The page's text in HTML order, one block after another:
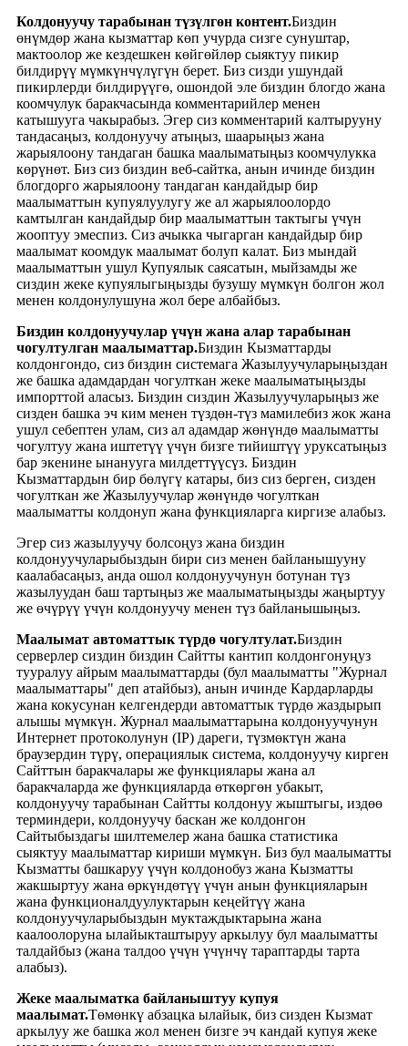
Колдонуучу тарабынан түзүлгөн контент.Биздин
өнүмдөр жана кызматтар көп учурда сизге сунуштар,
мактоолор же кездешкен көйгөйлөр сыяктуу пикир
билдирүү мүмкүнчүлүгүн берет. Биз сизди ушундай
пикирлерди билдирүүгө, ошондой эле биздин блогдо жана
коомчулук баракчасында комментарийлер менен
катышууга чакырабыз. Эгер сиз комментарий калтырууну
тандасаңыз, колдонуучу атыңыз, шаарыңыз жана
жарыялоону тандаган башка маалыматыңыз коомчулукка
көрүнөт. Биз сиз биздин веб-сайтка, анын ичинде биздин
блогдорго жарыялоону тандаган кандайдыр бир
маалыматтын купуялуулугу же ал жарыялоолордо
камтылган кандайдыр бир маалыматтын тактыгы үчүн
жооптуу эмеспиз. Сиз ачыкка чыгарган кандайдыр бир
маалымат коомдук маалымат болуп калат. Биз мындай
маалыматтын ушул Купуялык саясатын, мыйзамды же
сиздин жеке купуялыгыңызды бузушу мүмкүн болгон жол
менен колдонулушуна жол бере албайбыз.
Биздин колдонуучулар үчүн жана алар тарабынан
чогултулган маалыматтар.Биздин Кызматтарды
колдонгондо, сиз биздин системага Жазылуучуларыңыздан
же башка адамдардан чогулткан жеке маалыматыңызды
импорттой аласыз. Биздин сиздин Жазылуучуларыңыз же
сизден башка эч ким менен түздөн-түз мамилебиз жок жана
ушул себептен улам, сиз ал адамдар жөнүндө маалыматты
чогултуу жана иштетүү үчүн бизге тийиштүү уруксатыңыз
бар экенине ынанууга милдеттүүсүз. Биздин
Кызматтардын бир бөлүгү катары, биз сиз берген, сизден
чогулткан же Жазылуучулар жөнүндө чогулткан
маалыматты колдонуп жана функцияларга киргизе алабыз.
Эгер сиз жазылуучу болсоңуз жана биздин
колдонуучуларыбыздын бири сиз менен байланышууну
каалабасаңыз, анда ошол колдонуучунун ботунан түз
жазылуудан баш тартыңыз же маалыматыңызды жаңыртуу
же өчүрүү үчүн колдонуучу менен түз байланышыңыз.
Маалымат автоматтык түрдө чогултулат.Биздин
серверлер сиздин биздин Сайтты кантип колдонгонуңуз
тууралуу айрым маалыматтарды (бул маалыматты "Журнал
маалыматтары" деп атайбыз), анын ичинде Кардарларды
жана кокусунан келгендерди автоматтык түрдө жаздырып
алышы мүмкүн. Журнал маалыматтарына колдонуучунун
Интернет протоколунун (IP) дареги, түзмөктүн жана
браузердин түрү, операциялык система, колдонуучу кирген
Сайттын баракчалары же функциялары жана ал
баракчаларда же функцияларда өткөргөн убакыт,
колдонуучу тарабынан Сайтты колдонуу жыштыгы, издөө
терминдери, колдонуучу баскан же колдонгон
Сайтыбыздагы шилтемелер жана башка статистика
сыяктуу маалыматтар кириши мүмкүн. Биз бул маалыматты
Кызматты башкаруу үчүн колдонобуз жана Кызматты
жакшыртуу жана өркүндөтүү үчүн анын функцияларын
жана функционалдуулуктарын кеңейтүү жана
колдонуучуларыбыздын муктаждыктарына жана
каалоолоруна ылайыкташтыруу аркылуу бул маалыматты
талдайбыз (жана талдоо үчүн үчүнчү тараптарды тарта
алабыз).
Жеке маалыматка байланыштуу купуя
маалымат.Төмөнкү абзацка ылайык, биз сизден Кызмат
аркылуу же башка жол менен бизге эч кандай купуя жеке